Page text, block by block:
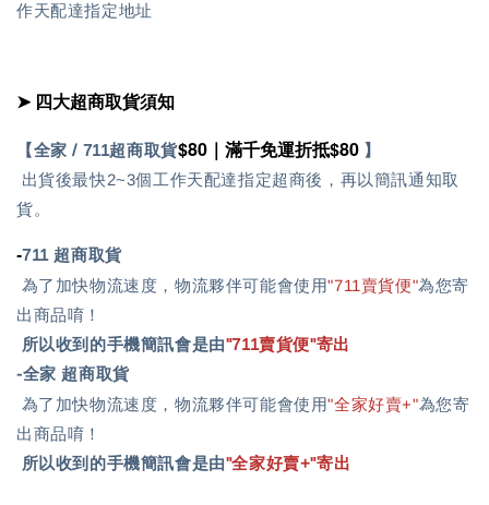
作天配達指定地址
➤ 四大超商取貨須知
【全家 / 711超商取貨$80｜滿千免運折抵$80】
出貨後最快2~3個工作天配達指定超商後，再以簡訊通知取
貨。
-711 超商取貨
為了加快物流速度，物流夥伴可能會使用"711賣貨便"為您寄
出商品唷！
所以收到的手機簡訊會是由"711賣貨便"寄出
-全家 超商取貨
為了加快物流速度，物流夥伴可能會使用"全家好賣+"為您寄
出商品唷！
所以收到的手機簡訊會是由"全家好賣+"寄出